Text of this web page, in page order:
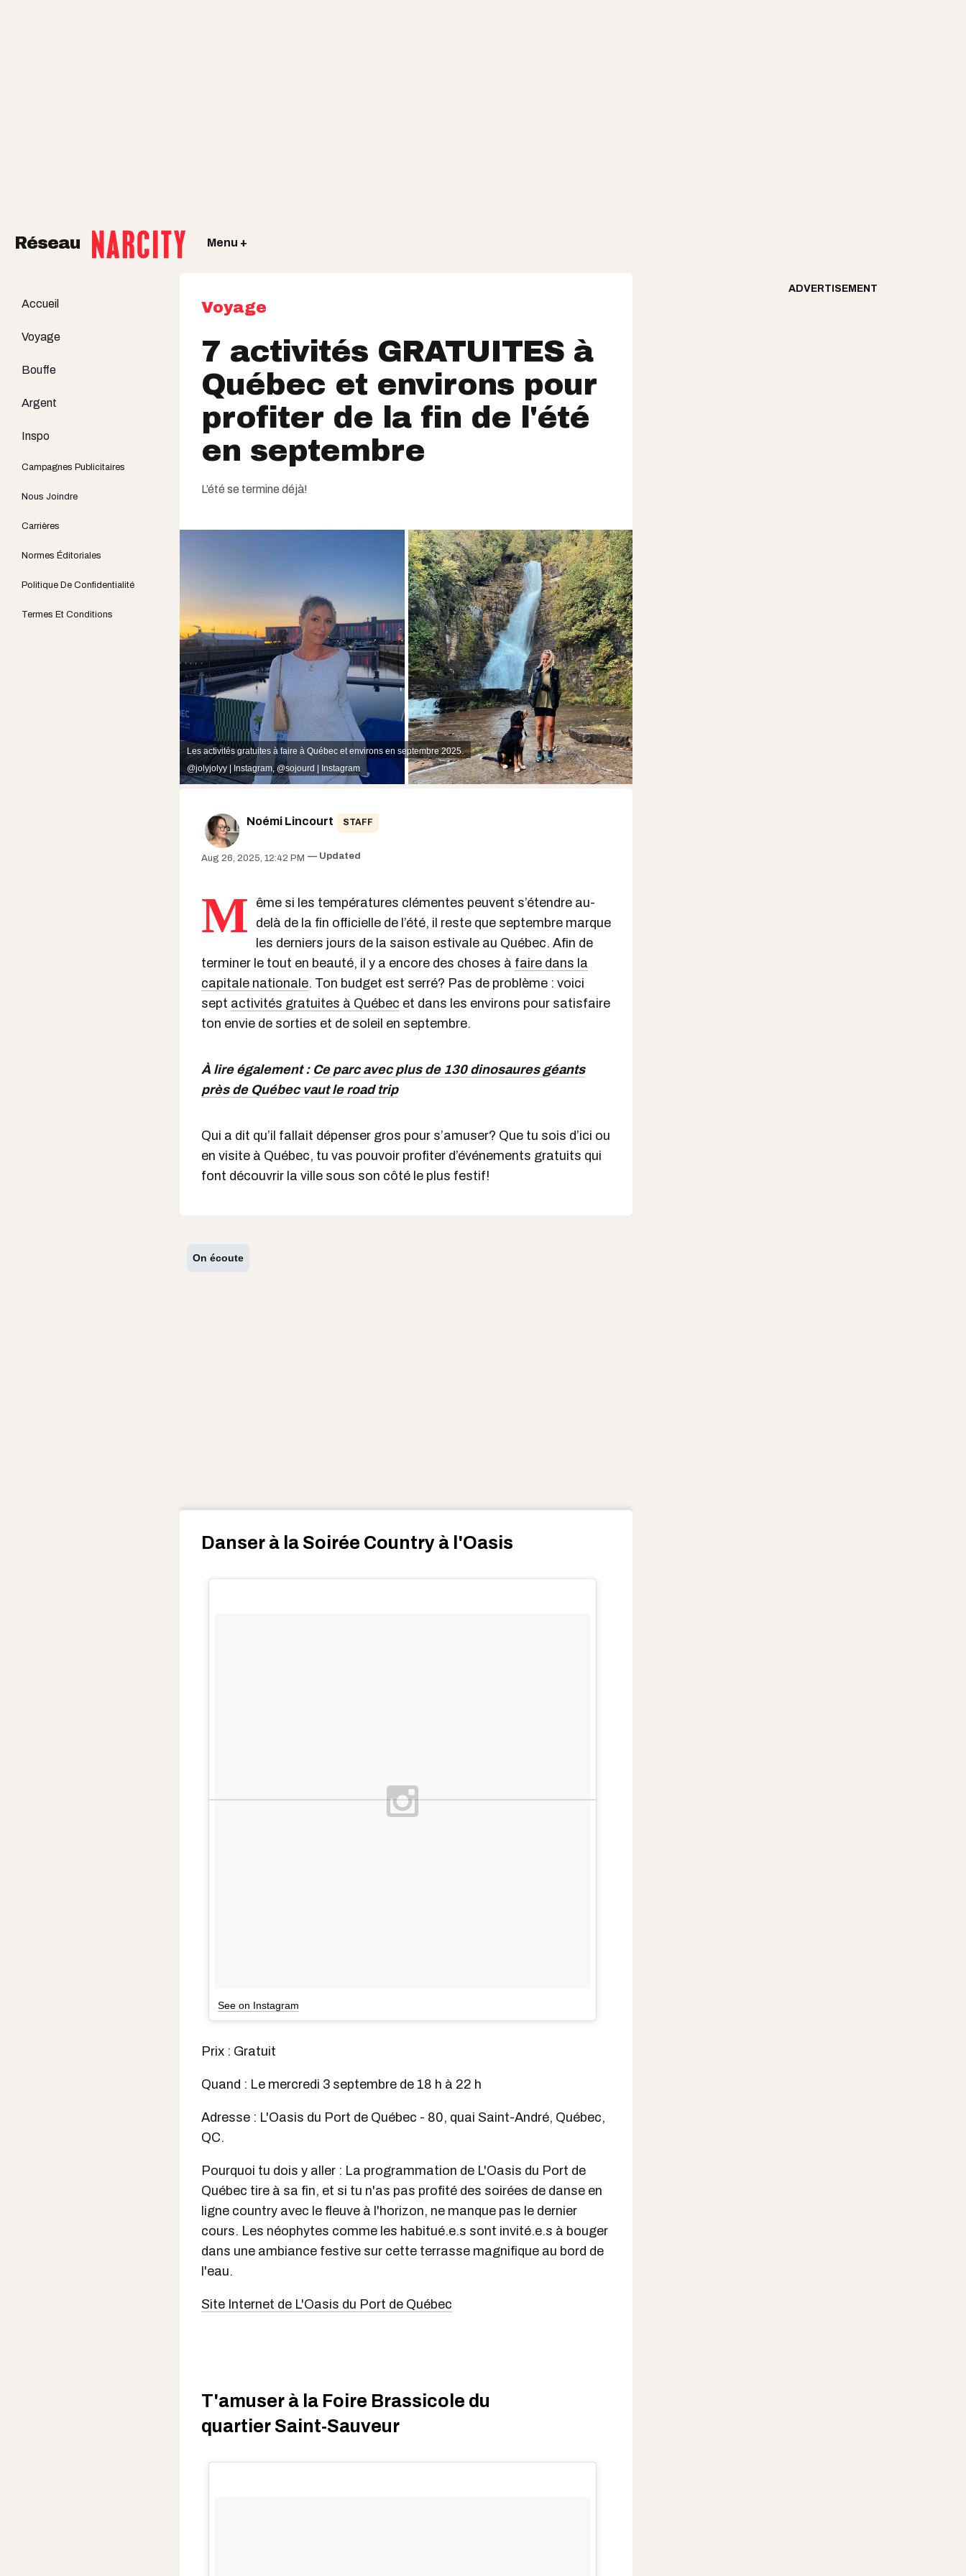
Réseau Menu +
Accueil
Voyage
Bouffe
Argent
Inspo
Campagnes Publicitaires
Nous Joindre
Carrières
Normes Éditoriales
Politique De Confidentialité
Termes Et Conditions
Voyage
7 activités GRATUITES à
Québec et environs pour
profiter de la fin de l'été
en septembre
L’été se termine déjà!
Les activités gratuites à faire à Québec et environs en septembre 2025.
@jolyjolyy | Instagram, @sojourd | Instagram
Noémi Lincourt STAFF
Aug 26, 2025, 12:42 PM Updated
M
ême si les températures clémentes peuvent s’étendre au-
delà de la fin officielle de l’été, il reste que septembre marque
les derniers jours de la saison estivale au Québec. Afin de
terminer le tout en beauté, il y a encore des choses à faire dans la
capitale nationale. Ton budget est serré? Pas de problème : voici
sept activités gratuites à Québec et dans les environs pour satisfaire
ton envie de sorties et de soleil en septembre.
À lire également : Ce parc avec plus de 130 dinosaures géants
près de Québec vaut le road trip
Qui a dit qu’il fallait dépenser gros pour s’amuser? Que tu sois d’ici ou
en visite à Québec, tu vas pouvoir profiter d’événements gratuits qui
font découvrir la ville sous son côté le plus festif!
On écoute
Danser à la Soirée Country à l'Oasis
See on Instagram
Prix : Gratuit
Quand : Le mercredi 3 septembre de 18 h à 22 h
Adresse : L'Oasis du Port de Québec - 80, quai Saint-André, Québec,
QC.
Pourquoi tu dois y aller : La programmation de L'Oasis du Port de
Québec tire à sa fin, et si tu n'as pas profité des soirées de danse en
ligne country avec le fleuve à l'horizon, ne manque pas le dernier
cours. Les néophytes comme les habitué.e.s sont invité.e.s à bouger
dans une ambiance festive sur cette terrasse magnifique au bord de
l'eau.
Site Internet de L'Oasis du Port de Québec
T'amuser à la Foire Brassicole du
quartier Saint-Sauveur
ADVERTISEMENT